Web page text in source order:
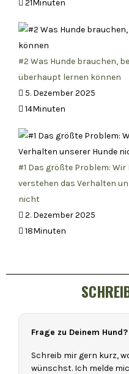
21Minuten
#2 Was Hunde brauchen,
überhaupt lernen können
5. Dezember 2025
14Minuten
#1 Das größte Problem:
verstehen das Verhalten
nicht
2. Dezember 2025
18Minuten
Frage zu Deinem Hund?
Schreib mir gern kurz,
wünschst. Ich melde